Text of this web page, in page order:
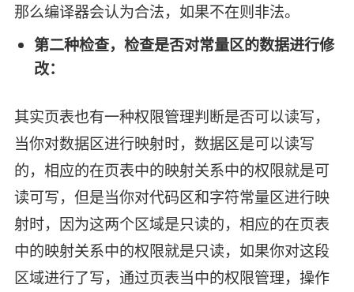
那么编译器会认为合法，如果不在则非法。
第二种检查，检查是否对常量区的数据进行修
改：
其实页表也有一种权限管理判断是否可以读写，
当你对数据区进行映射时，数据区是可以读写
的，相应的在页表中的映射关系中的权限就是可
读可写，但是当你对代码区和字符常量区进行映
射时，因为这两个区域是只读的，相应的在页表
中的映射关系中的权限就是只读，如果你对这段
区域进行了写，通过页表当中的权限管理，操作